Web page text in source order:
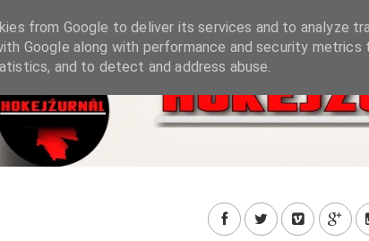
from Google to deliver its services and to analyze
Google along with performance and security
and to detect and address abuse.